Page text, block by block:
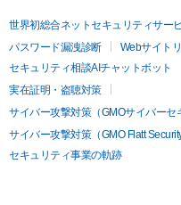
世界初総合ネットセキュリティサー
パスワード漏洩診断
Webサイト
セキュリティ相談AIチャットボット
実在証明・盗聴対策
サイバー攻撃対策（GMOサイバーセ
サイバー攻撃対策（GMO Flatt Security
セキュリティ事業の軌跡